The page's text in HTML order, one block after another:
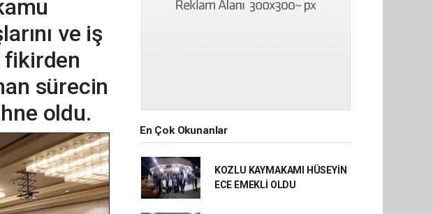
ve iş
fikirden
sürecin
oldu.
En Çok Okunanlar
KOZLU KAYMAKAMI HÜSEYİN
ECE EMEKLİ OLDU